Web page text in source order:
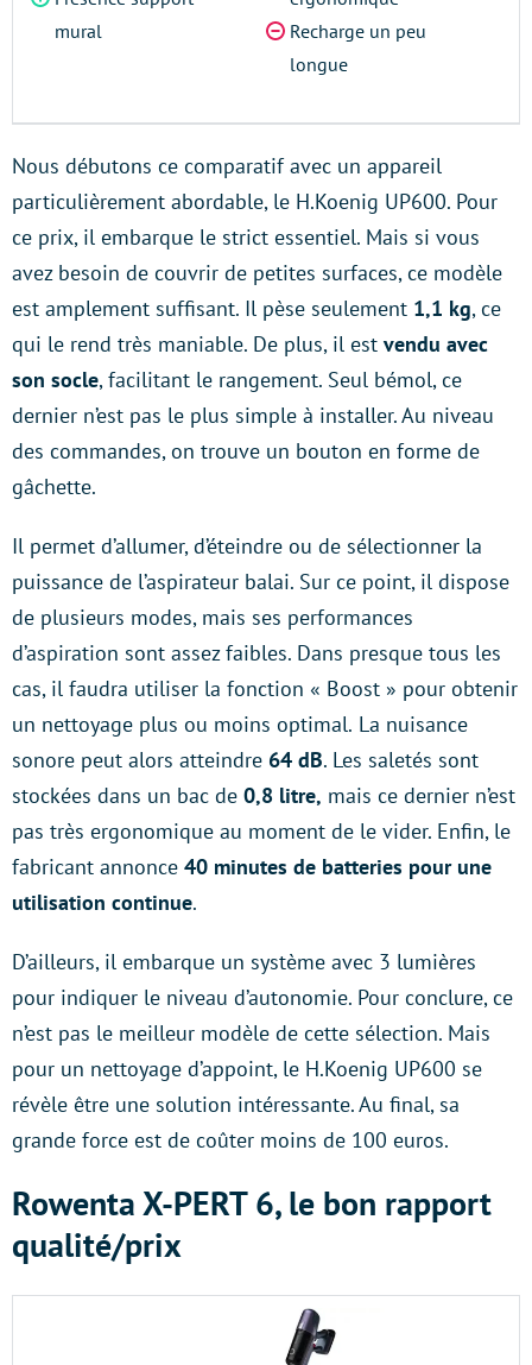
mural
Recharge un peu
longue
Nous débutons ce comparatif avec un appareil
particulièrement abordable, le H.Koenig UP600. Pour
ce prix, il embarque le strict essentiel. Mais si vous
avez besoin de couvrir de petites surfaces, ce modèle
est amplement suffisant. Il pèse seulement 1,1 kg, ce
qui le rend très maniable. De plus, il est vendu avec
son socle, facilitant le rangement. Seul bémol, ce
dernier n’est pas le plus simple à installer. Au niveau
des commandes, on trouve un bouton en forme de
gâchette.
Il permet d’allumer, d’éteindre ou de sélectionner la
puissance de l’aspirateur balai. Sur ce point, il dispose
de plusieurs modes, mais ses performances
d’aspiration sont assez faibles. Dans presque tous les
cas, il faudra utiliser la fonction « Boost » pour obtenir
un nettoyage plus ou moins optimal. La nuisance
sonore peut alors atteindre 64 dB. Les saletés sont
stockées dans un bac de 0,8 litre, mais ce dernier n’est
pas très ergonomique au moment de le vider. Enfin, le
fabricant annonce 40 minutes de batteries pour une
utilisation continue.
D’ailleurs, il embarque un système avec 3 lumières
pour indiquer le niveau d’autonomie. Pour conclure, ce
n’est pas le meilleur modèle de cette sélection. Mais
pour un nettoyage d’appoint, le H.Koenig UP600 se
révèle être une solution intéressante. Au final, sa
grande force est de coûter moins de 100 euros.
Rowenta X-PERT 6, le bon rapport
qualité/prix